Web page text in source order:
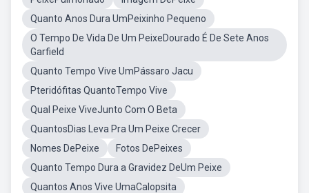
Quanto Anos Dura UmPeixinho Pequeno
O Tempo De Vida De Um PeixeDourado É De Sete Anos
Garfield
Quanto Tempo Vive UmPássaro Jacu
Pteridófitas QuantoTempo Vive
Qual Peixe ViveJunto Com O Beta
QuantosDias Leva Pra Um Peixe Crecer
Nomes DePeixe
Fotos DePeixes
Quanto Tempo Dura a Gravidez DeUm Peixe
Quantos Anos Vive UmaCalopsita